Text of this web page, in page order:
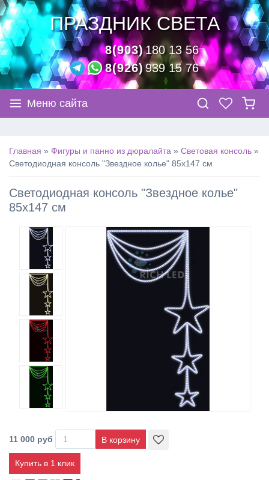
ПРАЗДНИК СВЕТА
8(903)180 13 56
8(926)939 15 76
Меню сайта
Главная » Фигуры и панно из дюралайта » Световая консоль »
Светодиодная консоль "Звездное колье" 85х147 см
Светодиодная консоль "Звездное колье"
85х147 см
11 000 руб
Купить в 1 клик